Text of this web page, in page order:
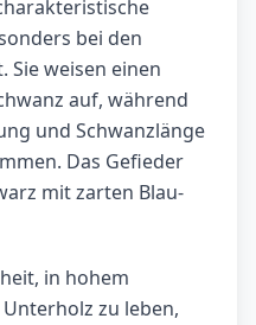
bei den
Sie weisen einen
auf, während
und Schwanzlänge
Das Gefieder
mit zarten Blau-
in hohem
zu leben,